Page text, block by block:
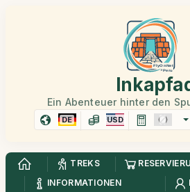
Ein Abenteuer hinter den
DE USD
TREKS
INFORMATIONEN